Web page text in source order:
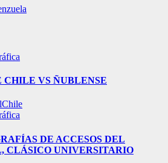
CHILE VS ÑUBLENSE
DE ACCESOS DEL
CLÁSICO UNIVERSITARIO